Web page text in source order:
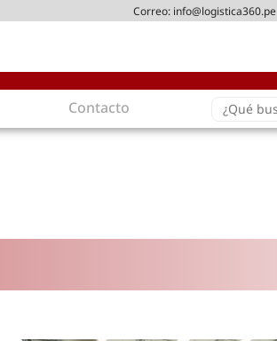
Correo: info@logistica360.pe
Contacto Search
for: